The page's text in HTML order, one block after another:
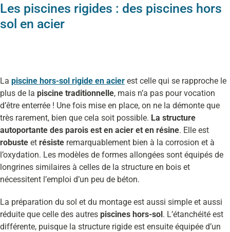
Les piscines rigides : des piscines hors
sol en acier
La piscine hors-sol rigide en acier est celle qui se rapproche le
plus de la piscine traditionnelle, mais n’a pas pour vocation
d’être enterrée ! Une fois mise en place, on ne la démonte que
très rarement, bien que cela soit possible. La structure
autoportante des parois est en acier et en résine. Elle est
robuste et résiste remarquablement bien à la corrosion et à
l’oxydation. Les modèles de formes allongées sont équipés de
longrines similaires à celles de la structure en bois et
nécessitent l’emploi d’un peu de béton.
La préparation du sol et du montage est aussi simple et aussi
réduite que celle des autres piscines hors-sol. L’étanchéité est
différente, puisque la structure rigide est ensuite équipée d’un